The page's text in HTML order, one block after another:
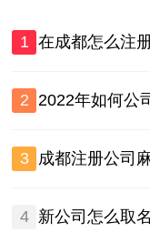
1 在成都怎么注
2 2022年如何公
3 成都注册公司
4 新公司怎么取